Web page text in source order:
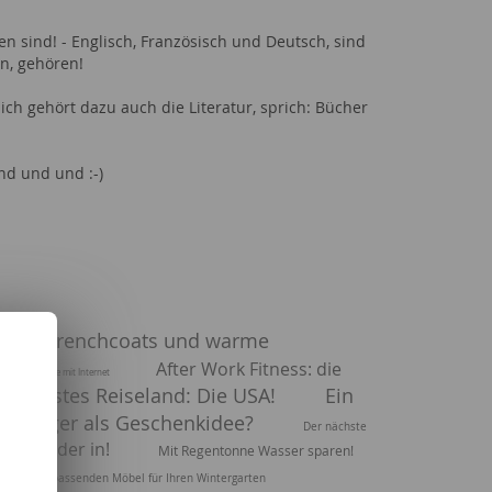
sind! - Englisch, Französisch und Deutsch, sind
gehören!
gehört dazu auch die Literatur, sprich: Bücher
und und :-)
Trenchcoats und warme
Mobil Flatrate mit Internet
After Work Fitness: die
nächstes Reiseland: Die USA!
Ein
als Geschenkidee?
Der nächste
wieder in! Mit Regentonne Wasser sparen!
Die passenden Möbel für Ihren Wintergarten